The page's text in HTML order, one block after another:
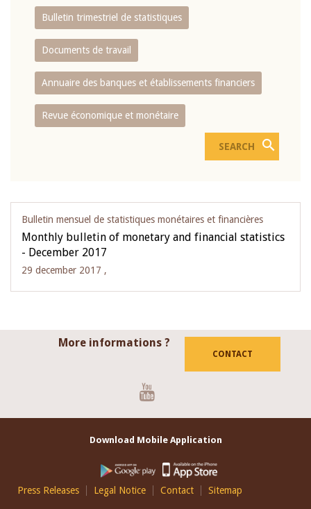
Bulletin trimestriel de statistiques
Documents de travail
Annuaire des banques et établissements financiers
Revue économique et monétaire
Bulletin mensuel de statistiques monétaires et financières
Monthly bulletin of monetary and financial statistics
- December 2017
29 december 2017 ,
More informations ?
CONTACT
Download Mobile Application
Footer
EN
Press Releases Legal Notice Contact Sitemap